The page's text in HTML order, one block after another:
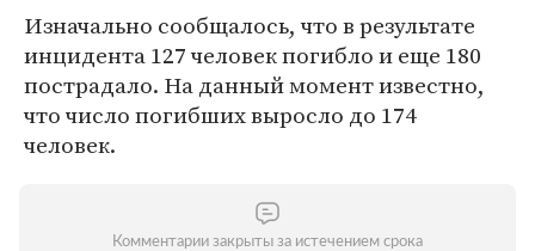
Изначально сообщалось, что в результате
инцидента 127 человек погибло и еще 180
пострадало. На данный момент известно,
что число погибших выросло до 174
человек.
Комментарии закрыты за истечением срока